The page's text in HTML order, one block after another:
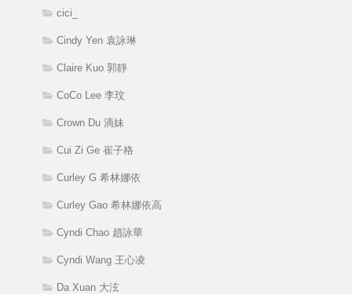
cici_
Cindy Yen 袁詠琳
Claire Kuo 郭靜
CoCo Lee 李玟
Crown Du 滴妹
Cui Zi Ge 崔子格
Curley G 希林娜依
Curley Gao 希林娜依高
Cyndi Chao 趙詠華
Cyndi Wang 王心凌
Da Xuan 大泫